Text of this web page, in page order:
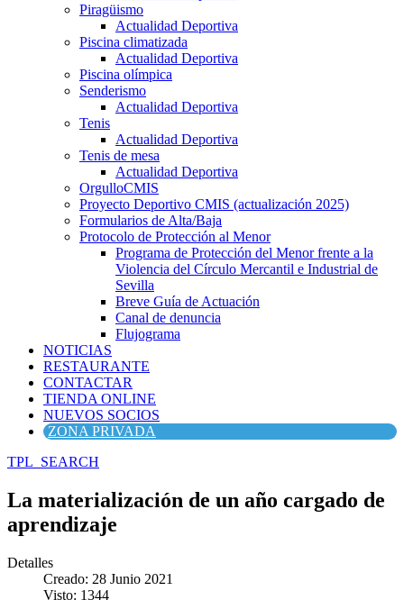
Piragüismo
Actualidad Deportiva
Piscina climatizada
Actualidad Deportiva
Piscina olímpica
Senderismo
Actualidad Deportiva
Tenis
Actualidad Deportiva
Tenis de mesa
Actualidad Deportiva
OrgulloCMIS
Proyecto Deportivo CMIS (actualización 2025)
Formularios de Alta/Baja
Protocolo de Protección al Menor
Programa de Protección del Menor frente a la
Violencia del Círculo Mercantil e Industrial de
Sevilla
Breve Guía de Actuación
Canal de denuncia
Flujograma
NOTICIAS
RESTAURANTE
CONTACTAR
TIENDA ONLINE
NUEVOS SOCIOS
ZONA PRIVADA
TPL_SEARCH
La materialización de un año cargado de
aprendizaje
Detalles
Creado: 28 Junio 2021
Visto: 1344